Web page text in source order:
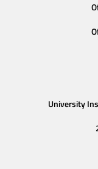
University